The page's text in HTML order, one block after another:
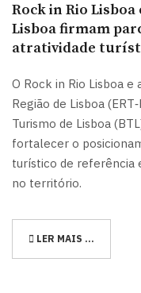
Rock in Rio
Lisboa firmam
atratividade
O Rock in Rio Lisboa e
Região de Lisboa
Turismo de Lisboa
fortalecer o
turístico de referência
no território.
LER MAIS …